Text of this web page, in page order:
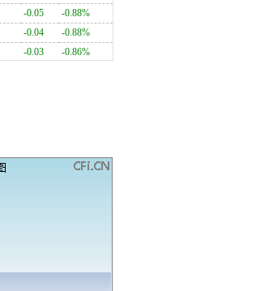
-0.05
-0.88%
-0.04
-0.88%
-0.03 -0.86%